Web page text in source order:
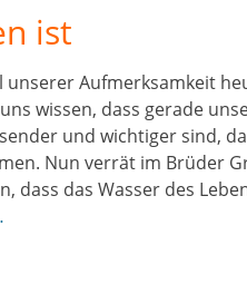
ist
Aufmerksamkeit
wissen, dass gerade
und wichtiger sind,
Nun verrät im Brüder
dass das Wasser des